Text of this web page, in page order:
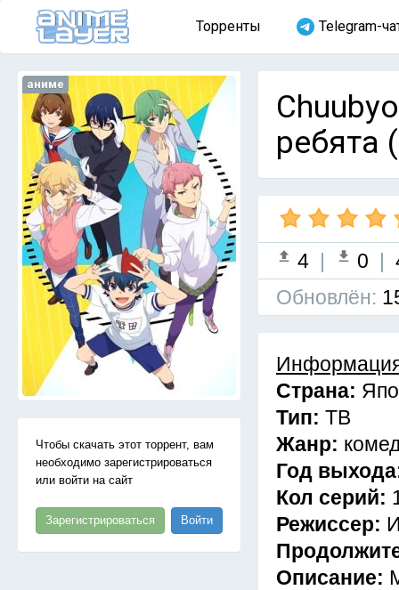
Торренты Telegram-
аниме
Чтобы скачать этот торрент, вам
необходимо зарегистрироваться
или войти на сайт
Зарегистрироваться Войти
ребята
4 | 0 |
Обновлён:
Страна:
Тип: ТВ
Жанр:
Год
Кол серий:
Режиссер:
Описание: